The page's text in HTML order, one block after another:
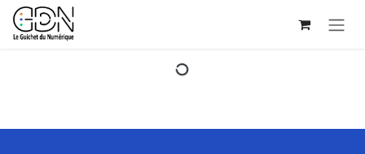
Se rendre au contenu